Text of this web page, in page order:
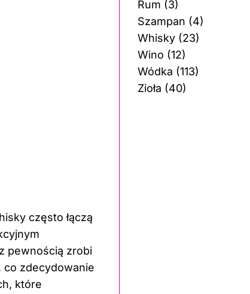
często łączą
pewnością zrobi
co zdecydowanie
które
Rum (3)
Szampan (4)
Whisky(23)
Wino (12)
Wódka (113)
Zioła (40)